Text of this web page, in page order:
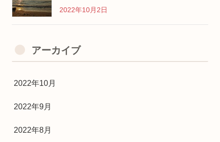
2022年10月2日
アーカイブ
2022年10月
2022年9月
2022年8月